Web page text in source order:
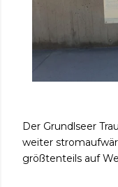
Der Grundlseer
weiter
größtenteils auf